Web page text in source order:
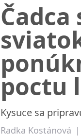
poctu
Kysuce sa
Radka Kostánová |